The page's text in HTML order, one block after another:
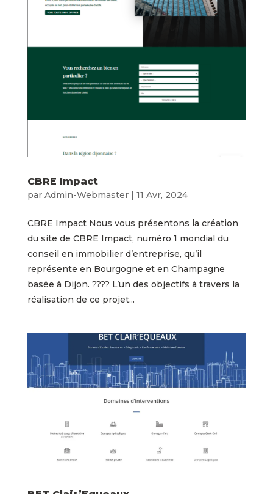
CBRE Impact
par Admin-Webmaster| 11 Avr, 2024
CBRE Impact Nous vous présentons la création
du site de CBRE Impact, numéro 1 mondial du
conseil en immobilier d’entreprise, qu’il
représente en Bourgogne et en Champagne
basée à Dijon. ???? L’un des objectifs à travers la
réalisation de ce projet...